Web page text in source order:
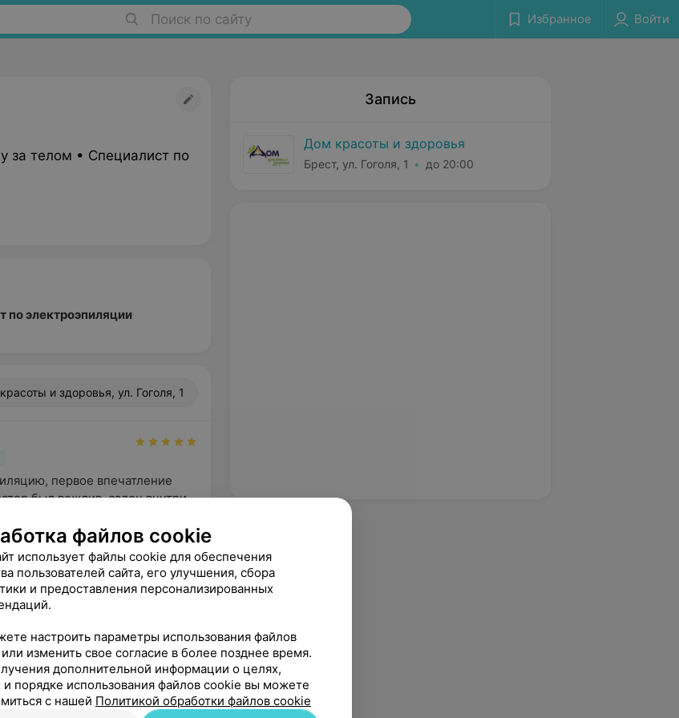
Поиск по сайту Избранное Войти
за телом • Специалист по
по электроэпиляции
и здоровья, ул. Гоголя, 1
первое впечатление
был вежлив, салон внутри
оче...
ул. Гоголя, 1
Запись
Дом красоты и здоровья
Брест, ул. Гоголя, 1 до 20:00
файлов cookie
использует файлы cookie для обеспечения
пользователей сайта, его улучшения, сбора
и предоставления персонализированных
настроить параметры использования файлов
изменить свое согласие в более позднее время.
дополнительной информации о целях,
и порядке использования файлов cookie вы можете
с нашей Политикой обработки файлов cookie